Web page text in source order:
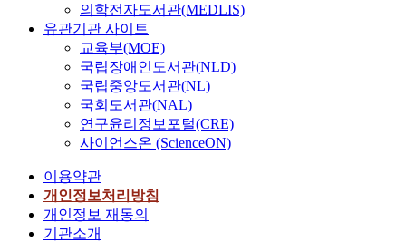
의학전자도서관(MEDLIS)
유관기관 사이트
교육부(MOE)
국립장애인도서관(NLD)
국립중앙도서관(NL)
국회도서관(NAL)
연구윤리정보포털(CRE)
사이언스온 (ScienceON)
이용약관
개인정보처리방침
개인정보 재동의
기관소개